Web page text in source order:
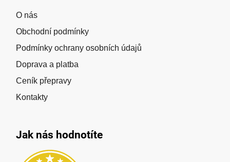
O nás
Obchodní podmínky
Podmínky ochrany osobních údajů
Doprava a platba
Ceník přepravy
Kontakty
Jak nás hodnotíte